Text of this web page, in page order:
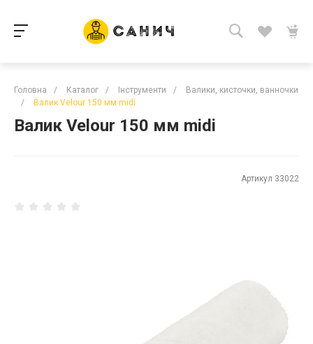
Головна / Каталог / Інструменти /
Валики, кисточки, ванночки
/
Валик Velour 150 мм midi
Валик Velour 150 мм midi
Артикул 33022